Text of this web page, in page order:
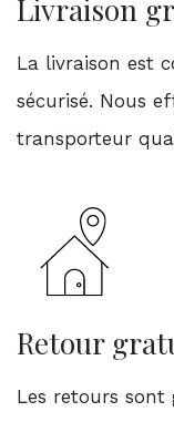
Livraison
La livraison est
sécurisé. Nous
transporteur
Retour
Les retours